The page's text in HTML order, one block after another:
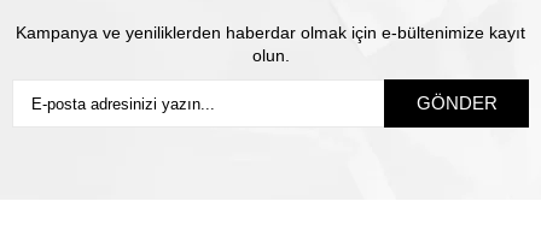
Kampanya ve yeniliklerden haberdar olmak için e-bültenimize kayıt
olun.
GÖNDER